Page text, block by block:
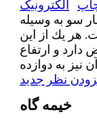
سو به وسيله
هر يك از اين
و ارتفاع
نظر جدید
خيمه گاه